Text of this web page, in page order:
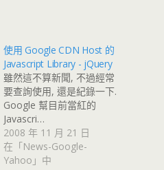
使用 Google CDN Host 的
Javascript Library - jQuery
雖然這不算新聞, 不過經常
要查詢使用, 還是紀錄一下.
Google 幫目前當紅的
Javascri…
2008 年 11 月 21 日
在「News-Google-
Yahoo」中